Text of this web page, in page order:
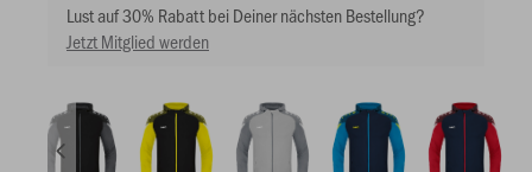
Lust auf 30% Rabatt bei Deiner nächsten Bestellung?
Jetzt Mitglied werden